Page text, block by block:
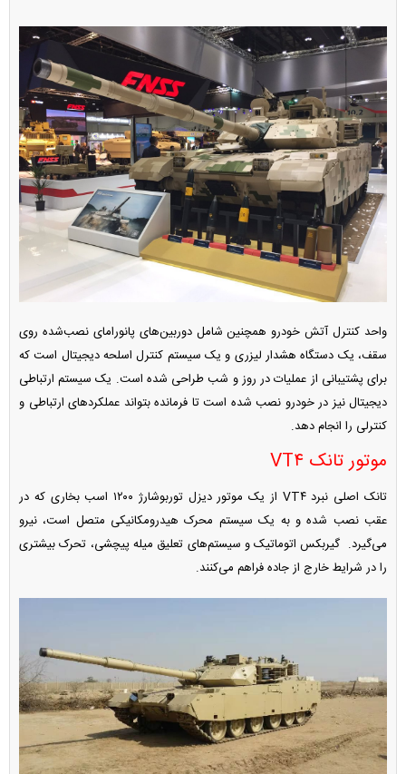
واحد کنترل آتش خودرو همچنین شامل دوربین‌های پانورامای نصب‌شده روی
سقف، یک دستگاه هشدار لیزری و یک سیستم کنترل اسلحه دیجیتال است که
برای پشتیبانی از عملیات در روز و شب طراحی شده است. یک سیستم ارتباطی
دیجیتال نیز در خودرو نصب شده است تا فرمانده بتواند عملکرد‌های ارتباطی و
کنترلی را انجام دهد.
موتور تانک VT۴
تانک اصلی نبرد VT۴ از یک موتور دیزل توربوشارژ ۱۲۰۰ اسب بخاری که در
عقب نصب شده و به یک سیستم محرک هیدرومکانیکی متصل است، نیرو
می‌گیرد. گیربکس اتوماتیک و سیستم‌های تعلیق میله پیچشی، تحرک بیشتری
را در شرایط خارج از جاده فراهم می‌کنند.